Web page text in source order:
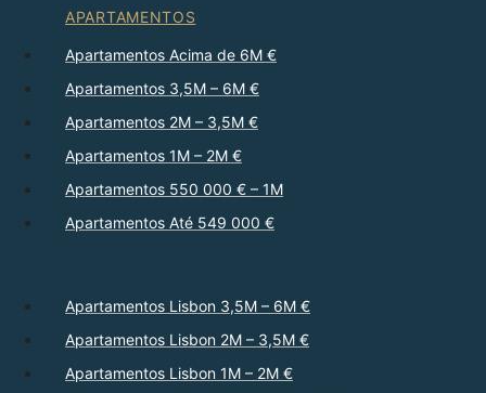
APARTAMENTOS
Apartamentos Acima de 6M €
Apartamentos 3,5M – 6M €
Apartamentos 2M – 3,5M €
Apartamentos 1M – 2M €
Apartamentos 550 000 € – 1M
Apartamentos Até 549 000 €
Apartamentos Lisbon 3,5M – 6M €
Apartamentos Lisbon 2M – 3,5M €
Apartamentos Lisbon 1M – 2M €